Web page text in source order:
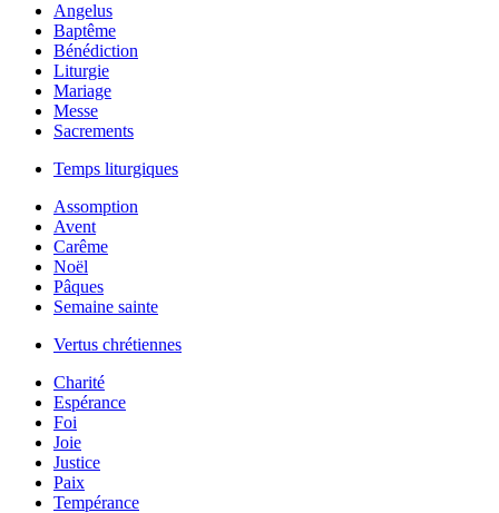
Angelus
Baptême
Bénédiction
Liturgie
Mariage
Messe
Sacrements
Temps liturgiques
Assomption
Avent
Carême
Noël
Pâques
Semaine sainte
Vertus chrétiennes
Charité
Espérance
Foi
Joie
Justice
Paix
Tempérance